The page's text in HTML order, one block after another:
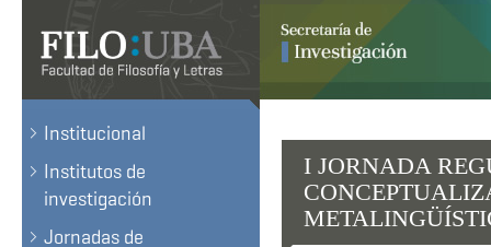
Institucional
Institutos de
investigación
Jornadas de
I JORNADA